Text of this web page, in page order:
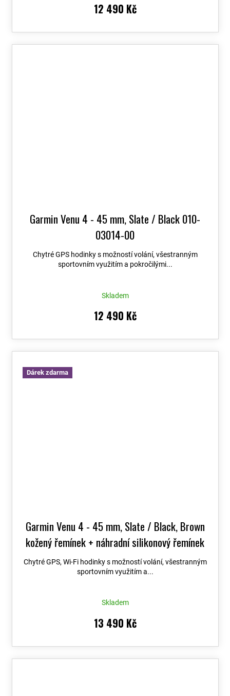
12 490 Kč
Garmin Venu 4 - 45 mm, Slate / Black 010-
03014-00
Chytré GPS hodinky s možností volání, všestranným
sportovním využitím a pokročilými...
Skladem
12 490 Kč
Dárek zdarma
Garmin Venu 4 - 45 mm, Slate / Black, Brown
kožený řemínek + náhradní silikonový řemínek
010-03014-03
Chytré GPS, Wi-Fi hodinky s možností volání, všestranným
sportovním využitím a...
Skladem
13 490 Kč